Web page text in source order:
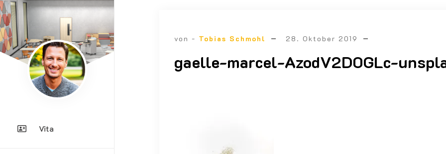
Vita
von - Tobias Schmohl 28. Oktober 2019
gaelle-marcel-AzodV2D0GLc-